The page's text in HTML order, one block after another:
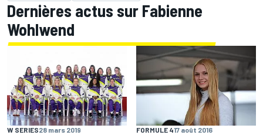
Dernières actus sur Fabienne
Wohlwend
W SERIES28 mars 2019 FORMULE 417 août 2016